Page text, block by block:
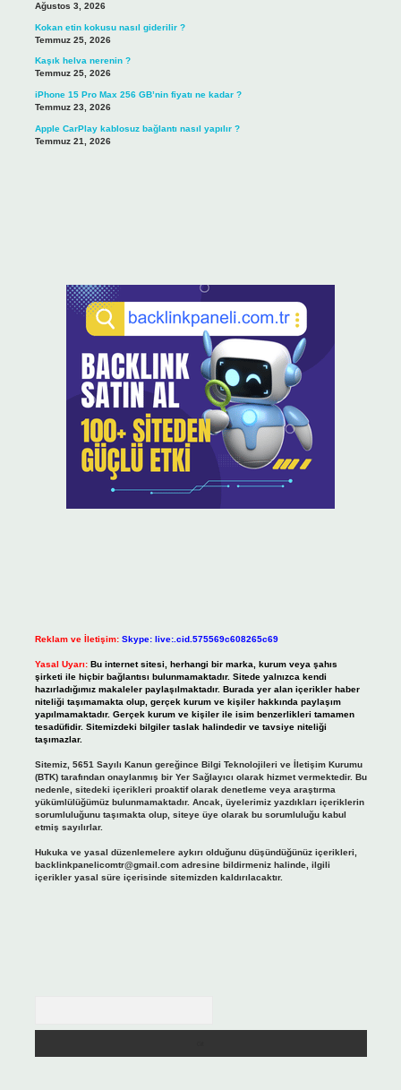
Ağustos 3, 2026
Kokan etin kokusu nasıl giderilir ?
Temmuz 25, 2026
Kaşık helva nerenin ?
Temmuz 25, 2026
iPhone 15 Pro Max 256 GB’nin fiyatı ne kadar ?
Temmuz 23, 2026
Apple CarPlay kablosuz bağlantı nasıl yapılır ?
Temmuz 21, 2026
Reklam ve İletişim: Skype: live:.cid.575569c608265c69
Yasal Uyarı: Bu internet sitesi, herhangi bir marka, kurum veya şahıs
şirketi ile hiçbir bağlantısı bulunmamaktadır. Sitede yalnızca kendi
hazırladığımız makaleler paylaşılmaktadır. Burada yer alan içerikler haber
niteliği taşımamakta olup, gerçek kurum ve kişiler hakkında paylaşım
yapılmamaktadır. Gerçek kurum ve kişiler ile isim benzerlikleri tamamen
tesadüfidir. Sitemizdeki bilgiler taslak halindedir ve tavsiye niteliği
taşımazlar.
Sitemiz, 5651 Sayılı Kanun gereğince Bilgi Teknolojileri ve İletişim Kurumu
(BTK) tarafından onaylanmış bir Yer Sağlayıcı olarak hizmet vermektedir. Bu
nedenle, sitedeki içerikleri proaktif olarak denetleme veya araştırma
yükümlülüğümüz bulunmamaktadır. Ancak, üyelerimiz yazdıkları içeriklerin
sorumluluğunu taşımakta olup, siteye üye olarak bu sorumluluğu kabul
etmiş sayılırlar.
Hukuka ve yasal düzenlemelere aykırı olduğunu düşündüğünüz içerikleri,
backlinkpanelicomtr@gmail.comadresine bildirmeniz halinde, ilgili
içerikler yasal süre içerisinde sitemizden kaldırılacaktır.